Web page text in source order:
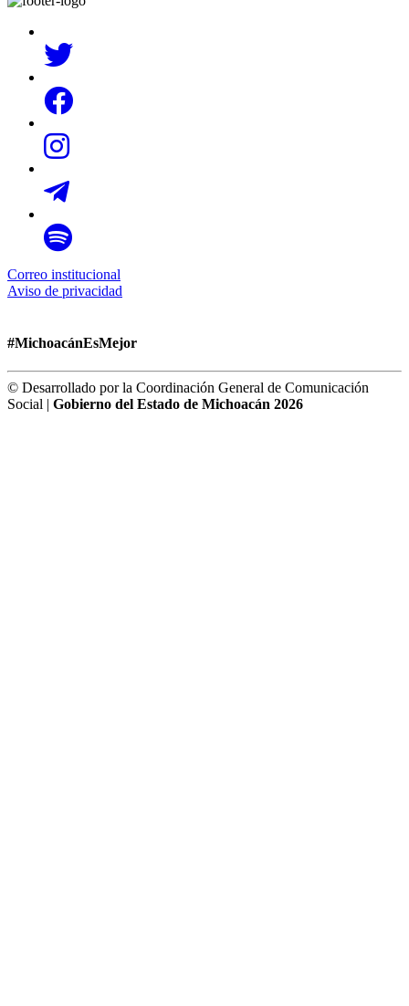
Correo institucional
Aviso de privacidad
#MichoacánEsMejor
© Desarrollado por la Coordinación General de Comunicación
Social | Gobierno del Estado de Michoacán 2026